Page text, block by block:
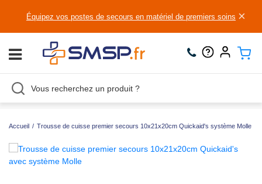
Équipez vos postes de secours en matériel de premiers soins ×
Accueil / Trousse de cuisse premier secours 10x21x20cm Quickaid's système Molle